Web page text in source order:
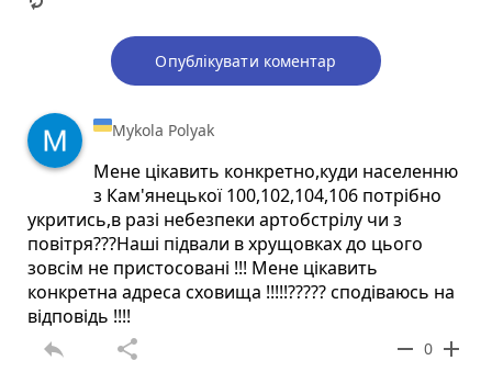
Опублікувати коментар
Mykola Polyak
Мене цікавить конкретно,куди населенню
з Кам'янецької 100,102,104,106 потрібно
укритись,в разі небезпеки артобстрілу чи з
повітря???Наші підвали в хрущовках до цього
зовсім не пристосовані !!! Мене цікавить
конкретна адреса сховища !!!!!????? сподіваюсь на
відповідь !!!!
reply share remove 0 add